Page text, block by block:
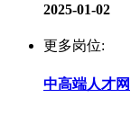
2025-01-02
更多岗位:
中高端人才网